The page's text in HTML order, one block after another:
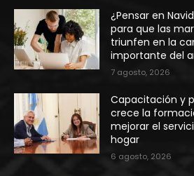
¿Pensar en
para que las
triunfen en la
importante del
7 agosto, 2026
Capacitación y
crece la
mejorar el
hogar
6 agosto, 2026